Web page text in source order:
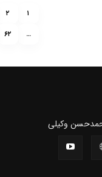
۱
۲
…
۶۲
وکیلی